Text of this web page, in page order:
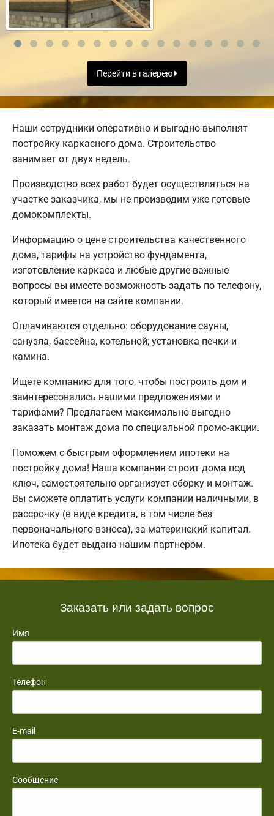
Перейти в галерею
Наши сотрудники оперативно и выгодно выполнят
постройку каркасного дома. Строительство
занимает от двух недель.
Производство всех работ будет осуществляться на
участке заказчика, мы не производим уже готовые
домокомплекты.
Информацию о цене строительства качественного
дома, тарифы на устройство фундамента,
изготовление каркаса и любые другие важные
вопросы вы имеете возможность задать по телефону,
который имеется на сайте компании.
Оплачиваются отдельно: оборудование сауны,
санузла, бассейна, котельной; установка печки и
камина.
Ищете компанию для того, чтобы построить дом и
заинтересовались нашими предложениями и
тарифами? Предлагаем максимально выгодно
заказать монтаж дома по специальной промо-акции.
Поможем с быстрым оформлением ипотеки на
постройку дома! Наша компания строит дома под
ключ, самостоятельно организует сборку и монтаж.
Вы сможете оплатить услуги компании наличными, в
рассрочку (в виде кредита, в том числе без
первоначального взноса), за материнский капитал.
Ипотека будет выдана нашим партнером.
Заказать или задать вопрос
Имя
Телефон
E-mail
Сообщение